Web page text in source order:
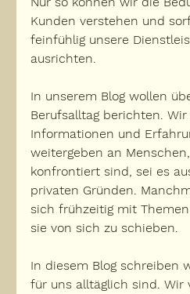
Kunden verstehen und
feinfühlig unsere
ausrichten.
In unserem Blog wollen
Berufsalltag berichten.
Informationen und
weitergeben an
konfrontiert sind, sei es
privaten Gründen.
sich frühzeitig mit
sie von sich zu schieben.
In diesem Blog schreiben
für uns alltäglich sind. Wir